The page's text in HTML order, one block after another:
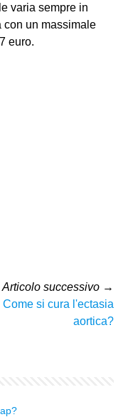
varia sempre in
con un massimale
euro.
Articolo successivo →
Come si cura l'ectasia
aortica?